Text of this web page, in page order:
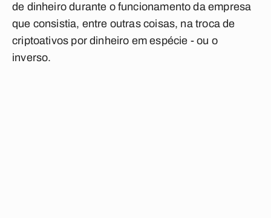
de dinheiro durante o funcionamento da empresa
que consistia, entre outras coisas, na troca de
criptoativos por dinheiro em espécie - ou o
inverso.